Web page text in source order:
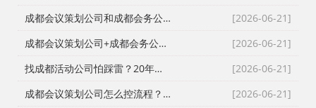
[2026-06-21]
成都会议策划公司和成都会务公司到底差在哪？成都活动公司老策划师的真话
[2026-06-21]
成都会议策划公司+成都会务公司+成都会务服务公司：成都活动公司老策划师不愿公开的执行细节
[2026-06-21]
找成都活动公司怕踩雷？20年资深操盘手拆解宝宝宴与寿宴布置的隐形门槛
[2026-06-21]
成都会议策划公司怎么控流程？从LED大屏幕到沙画定制的全链路避坑指南